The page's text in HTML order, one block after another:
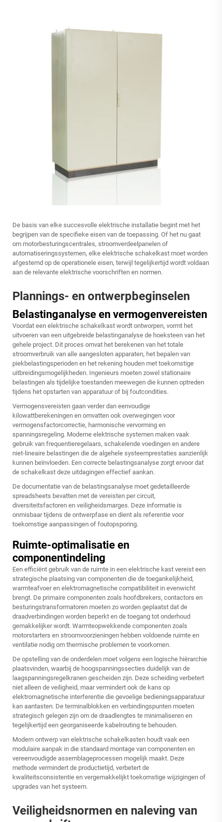
De basis van elke succesvolle elektrische installatie begint met het
begrijpen van de specifieke eisen van de toepassing. Of het nu gaat
om motorbesturingscentrales, stroomverdeelpanelen of
automatiseringssystemen, elke elektrische schakelkast moet worden
afgestemd op de operationele eisen, terwijl tegelijkertijd wordt voldaan
aan de relevante elektrische voorschriften en normen.
Plannings- en ontwerpbeginselen
Belastinganalyse en vermogenvereisten
Voordat een elektrische schakelkast wordt ontworpen, vormt het
uitvoeren van een uitgebreide belastinganalyse de hoeksteen van het
gehele project. Dit proces omvat het berekenen van het totale
stroomverbruik van alle aangesloten apparaten, het bepalen van
piekbelastingsperioden en het rekening houden met toekomstige
uitbreidingsmogelijkheden. Ingenieurs moeten zowel stationaire
belastingen als tijdelijke toestanden meewegen die kunnen optreden
tijdens het opstarten van apparatuur of bij foutcondities.
Vermogensvereisten gaan verder dan eenvoudige
kilowattberekeningen en omvatten ook overwegingen voor
vermogensfactorcorrectie, harmonische vervorming en
spanningsregeling. Moderne elektrische systemen maken vaak
gebruik van frequentieregelaars, schakelende voedingen en andere
niet-lineaire belastingen die de algehele systeemprestaties aanzienlijk
kunnen beïnvloeden. Een correcte belastingsanalyse zorgt ervoor dat
de schakelkast deze uitdagingen effectief aankan.
De documentatie van de belastingsanalyse moet gedetailleerde
spreadsheets bevatten met de vereisten per circuit,
diversiteitsfactoren en veiligheidsmarges. Deze informatie is
onmisbaar tijdens de ontwerpfase en dient als referentie voor
toekomstige aanpassingen of foutopsporing.
Ruimte-optimalisatie en
componentindeling
Een efficiënt gebruik van de ruimte in een elektrische kast vereist een
strategische plaatsing van componenten die de toegankelijkheid,
warmteafvoer en elektromagnetische compatibiliteit in evenwicht
brengt. De primaire componenten zoals hoofdbrekers, contactors en
besturingstransformatoren moeten zo worden geplaatst dat de
draadverbindingen worden beperkt en de toegang tot onderhoud
gemakkelijker wordt. Warmteopwekkende componenten zoals
motorstarters en stroomvoorzieningen hebben voldoende ruimte en
ventilatie nodig om thermische problemen te voorkomen.
De opstelling van de onderdelen moet volgens een logische hiërarchie
plaatsvinden, waarbij de hoogspanningssecties duidelijk van de
laagspanningsregelkranen gescheiden zijn. Deze scheiding verbetert
niet alleen de veiligheid, maar vermindert ook de kans op
elektromagnetische interferentie die gevoelige bedieningsapparatuur
kan aantasten. De terminalblokken en verbindingspunten moeten
strategisch gelegen zijn om de draadlengtes te minimaliseren en
tegelijkertijd een georganiseerde kabelrouting te behouden.
Modern ontwerp van elektrische schakelkasten houdt vaak een
modulaire aanpak in die standaard montage van componenten en
vereenvoudigde assemblageprocessen mogelijk maakt. Deze
methode vermindert de productietijd, verbetert de
kwaliteitsconsistentie en vergemakkelijkt toekomstige wijzigingen of
upgrades van het systeem.
Veiligheidsnormen en naleving van